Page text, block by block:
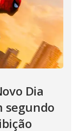
Dia
segundo